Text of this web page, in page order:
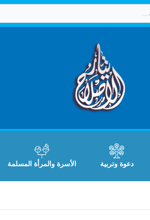
دعوة وتربية الأسرة والمرأة المسلمة